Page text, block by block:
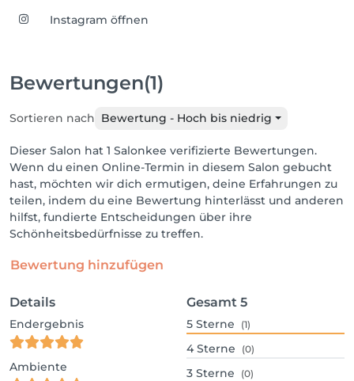
Instagram öffnen
Bewertungen(1)
Sortieren nach Bewertung - Hoch bis niedrig
Dieser Salon hat 1 Salonkee verifizierte Bewertungen.
Wenn du einen Online-Termin in diesem Salon gebucht
hast, möchten wir dich ermutigen, deine Erfahrungen zu
teilen, indem du eine Bewertung hinterlässt und anderen
hilfst, fundierte Entscheidungen über ihre
Schönheitsbedürfnisse zu treffen.
Bewertung hinzufügen
Details
Endergebnis
Ambiente
Gesamt 5
5 Sterne (1)
4 Sterne (0)
3 Sterne (0)